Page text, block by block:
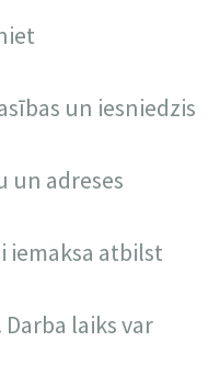
un iesniedzis
un adreses
iemaksa atbilst
laiks var